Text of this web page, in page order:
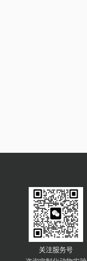
关注服务号